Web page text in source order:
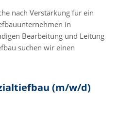
nach Verstärkung für ein
in
Bearbeitung und Leitung
suchen wir einen
(m/w/d)